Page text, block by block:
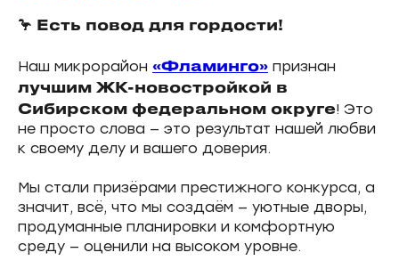
🦩 Есть повод для гордости!
Наш микрорайон «Фламинго» признан
лучшим ЖК-новостройкой в
Сибирском федеральном округе! Это
не просто слова — это результат нашей любви
к своему делу и вашего доверия.
Мы стали призёрами престижного конкурса, а
значит, всё, что мы создаём — уютные дворы,
продуманные планировки и комфортную
среду — оценили на высоком уровне.